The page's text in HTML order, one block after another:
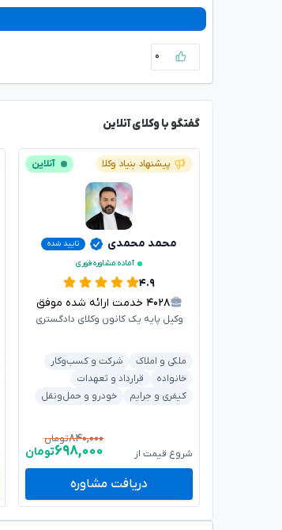
۰
گفتگو با وکلای آنلاین
پیشنهاد بنیاد وکلا آنلاین
محمد محمدی
تایید شده
آماده مشاوره فوری
۴.۹
۴۰۲۸ خدمت ارائه شده موفق
وکیل پایه یک کانون وکلای دادگستری
ملکی و املاک
شرکت و کسب‌وکار
خانواده
قرارداد و تعهدات
کیفری و جرایم
خودرو و حمل‌ونقل
شروع قیمت از
۸۴۰,۰۰۰تومان
۶۹۸,۰۰۰تومان
دریافت مشاوره